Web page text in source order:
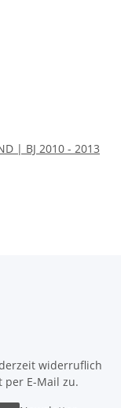
| BJ 2010 - 2013
widerruflich
E-Mail zu.